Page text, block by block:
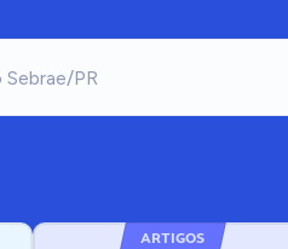
ARTIGOS